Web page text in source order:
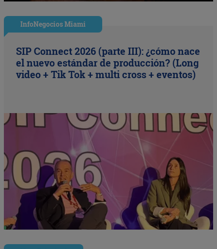
InfoNegocios Miami
SIP Connect 2026 (parte III): ¿cómo nace
el nuevo estándar de producción? (Long
video + Tik Tok + multi cross + eventos)